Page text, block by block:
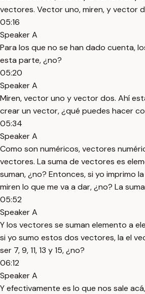
vectores. Vector uno, miren, y vector
05:16
Speaker A
Para los que no se han dado cuenta,
esta parte, ¿no?
05:20
Speaker A
Miren, vector uno y vector dos. Ahí
crear un vector, ¿qué puedes hacer
05:34
Speaker A
Como son numéricos, vectores
vectores. La suma de vectores es
suman, ¿no? Entonces, si yo imprimo
miren lo que me va a dar, ¿no? La
05:52
Speaker A
Y los vectores se suman elemento a
si yo sumo estos dos vectores, la el
ser 7, 9, 11, 13 y 15, ¿no?
06:12
Speaker A
Y efectivamente es lo que nos sale